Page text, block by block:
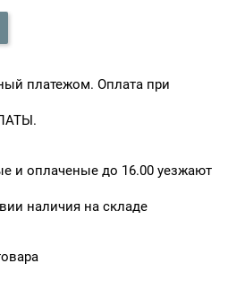
платежом. Оплата при
и оплаченые до 16.00 уезжают
наличия на складе